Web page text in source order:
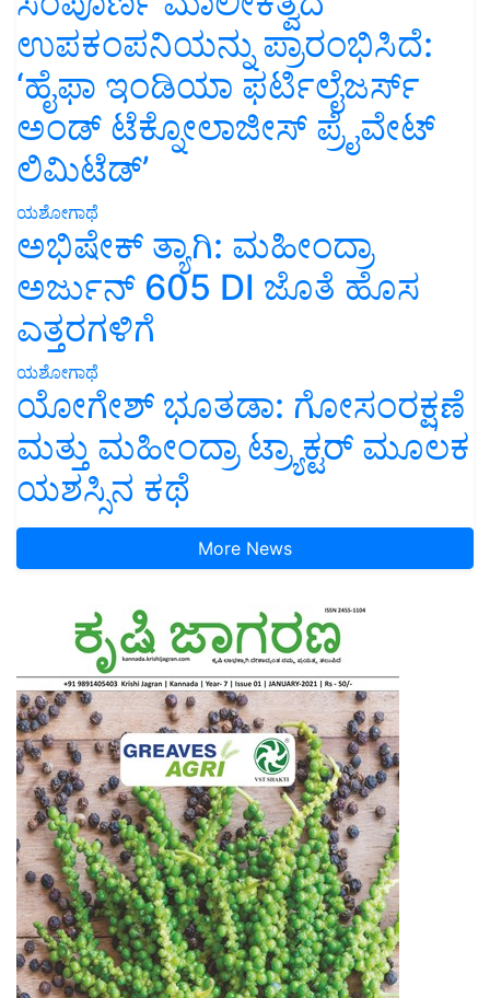
ಉಪಕಂಪನಿಯನ್ನು ಪ್ರಾರಂಭಿಸಿದೆ:
‘ಹೈಫಾ ಇಂಡಿಯಾ ಫರ್ಟಿಲೈಜರ್ಸ್
ಅಂಡ್ ಟೆಕ್ನೋಲಾಜೀಸ್ ಪ್ರೈವೇಟ್
ಲಿಮಿಟೆಡ್’
ಯಶೋಗಾಥೆ
ಅಭಿಷೇಕ್ ತ್ಯಾಗಿ: ಮಹೀಂದ್ರಾ
ಅರ್ಜುನ್ 605 DI ಜೊತೆ ಹೊಸ
ಎತ್ತರಗಳಿಗೆ
ಯಶೋಗಾಥೆ
ಯೋಗೇಶ್ ಭೂತಡಾ: ಗೋಸಂರಕ್ಷಣೆ
ಮತ್ತು ಮಹೀಂದ್ರಾ ಟ್ರ್ಯಾಕ್ಟರ್ ಮೂಲಕ
ಯಶಸ್ಸಿನ ಕಥೆ
More News